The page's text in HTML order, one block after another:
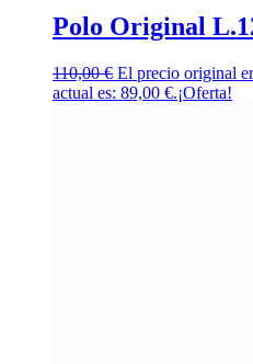
Polo Original
110,00€ El precio original
actual es: 89,00 €.¡Oferta!